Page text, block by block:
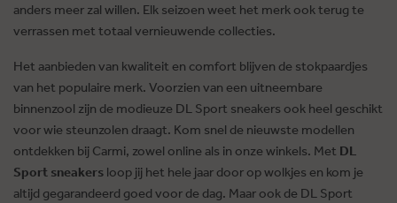
anders meer zal willen. Elk seizoen weet het merk ook terug te
verrassen met totaal vernieuwende collecties.
Het aanbieden van kwaliteit en comfort blijven de stokpaardjes
van het populaire merk. Voorzien van een uitneembare
binnenzool zijn de modieuze DL Sport sneakers ook heel geschikt
voor wie steunzolen draagt. Kom snel de nieuwste modellen
ontdekken bij Carmi, zowel online als in onze winkels. Met DL
Sport sneakers loop jij het hele jaar door op wolkjes en kom je
altijd gegarandeerd goed voor de dag. Maar ook de DL Sport